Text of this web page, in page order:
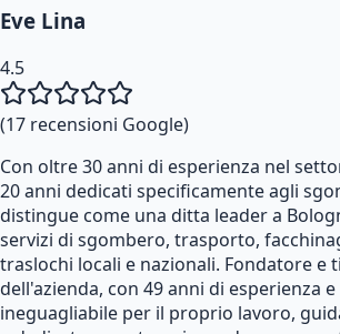
Eve Lina
4.5
(17 recensioni Google)
Con oltre 30 anni di esperienza nel
20 anni dedicati specificamente agli
distingue come una ditta leader a
servizi di sgombero, trasporto,
traslochi locali e nazionali. Fondatore e
dell'azienda, con 49 anni di esperienza
ineguagliabile per il proprio lavoro,